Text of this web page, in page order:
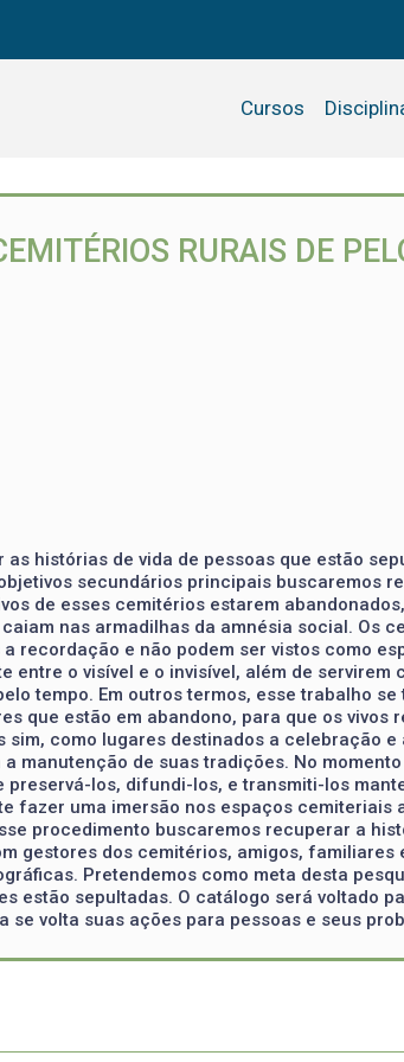
Cursos
RURAIS DE
histórias de vida de pessoas que estão
secundários principais buscaremos
de esses cemitérios estarem
nas armadilhas da amnésia social. Os
recordação e não podem ser vistos como
entre o visível e o invisível, além de
tempo. Em outros termos, esse trabalho
que estão em abandono, para que os
como lugares destinados a celebração
manutenção de suas tradições. No
los, difundi-los, e transmiti-los
fazer uma imersão nos espaços
procedimento buscaremos recuperar a
gestores dos cemitérios, amigos,
Pretendemos como meta desta
estão sepultadas. O catálogo será voltado
volta suas ações para pessoas e seus